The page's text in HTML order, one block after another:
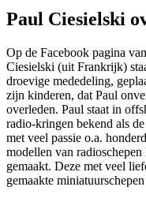
Paul Ciesielski
Op de Facebook pagina
Ciesielski (uit Frankrijk)
droevige mededeling,
zijn kinderen, dat Paul
overleden. Paul staat in
radio-kringen bekend als
met veel passie o.a.
modellen van radioschepen
gemaakt. Deze met veel
gemaakte